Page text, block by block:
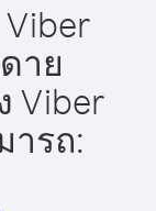
าย
Viber
รถ: